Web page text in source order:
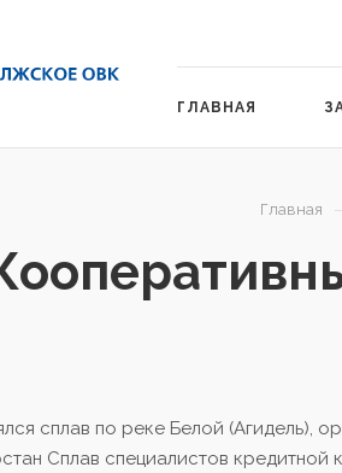
ГЛАВНАЯ
Главная
сплав по реке Белой (Агидель),
Сплав специалистов кредитной